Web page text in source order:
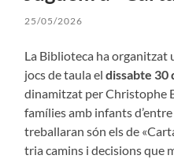
25/05/2026
La Biblioteca ha organitzat
jocs de taula eldissabte 30
dinamitzat per Christophe
famílies amb infants d’entre
treballaran són els de
tria camins i decisions que